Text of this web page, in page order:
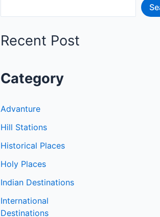
Recent Post
Category
Advanture
Hill Stations
Historical Places
Holy Places
Indian Destinations
International
Destinations